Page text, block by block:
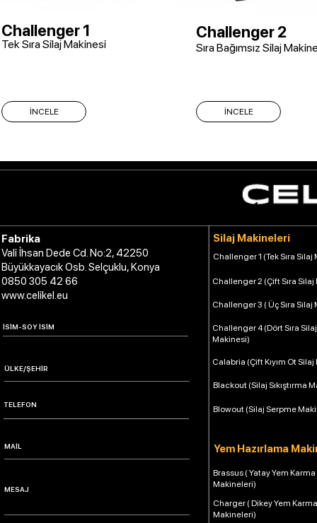
Challenger 1
Tek Sıra Silaj Makinesi
İNCELE
Challenger 2
Sıra Bağımsız Silaj
İNCELE
Fabrika
Vali İhsan Dede Cd. No:2, 42250
Büyükkayacık Osb. Selçuklu, Konya
0850 305 42 66
www.celikel.eu
Silaj Makineleri
Challenger 1 (Tek Sıra
Challenger 2 (Çift Sıra
Calabria (Çift Kıyım Ot
Blackout (Silaj Sıkıştırma
Blowout (Silaj Serpme
Yem Hazırlama
Challenger 4 (Dört Sıra Silaj
Makinesi)
Challenger 3 ( Üç Sıra Silaj
Brassus ( Yatay Yem Karma
Makineleri)
Charger ( Dikey Yem Karma
Makineleri)